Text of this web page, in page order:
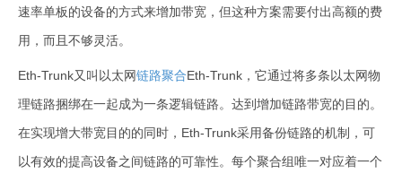
速率单板的设备的方式来增加带宽，但这种方案需要付出高额的费
用，而且不够灵活。
Eth-Trunk又叫以太网链路聚合Eth-Trunk，它通过将多条以太网物
理链路捆绑在一起成为一条逻辑链路。达到增加链路带宽的目的。
在实现增大带宽目的的同时，Eth-Trunk采用备份链路的机制，可
以有效的提高设备之间链路的可靠性。每个聚合组唯一对应着一个